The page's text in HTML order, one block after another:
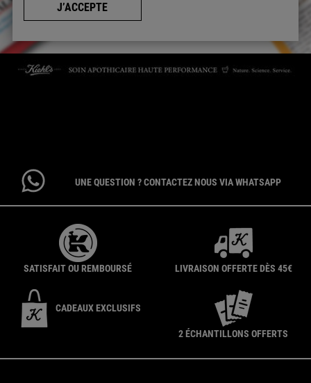
J’ACCEPTE
UNE QUESTION ? CONTACTEZ NOUS VIA WHATSAPP
SATISFAIT OU REMBOURSÉ LIVRAISON OFFERTE DÈS 45€
CADEAUX EXCLUSIFS
2 ÉCHANTILLONS OFFERTS